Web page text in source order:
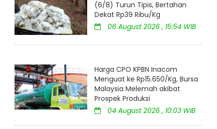
(6/8) Turun Tipis, Bertahan
Dekat Rp39 Ribu/Kg
06 August 2026 , 15:54 WIB
Harga CPO KPBN Inacom
Menguat ke Rp15.650/Kg, Bursa
Malaysia Melemah akibat
Prospek Produksi
04 August 2026 , 10:03 WIB